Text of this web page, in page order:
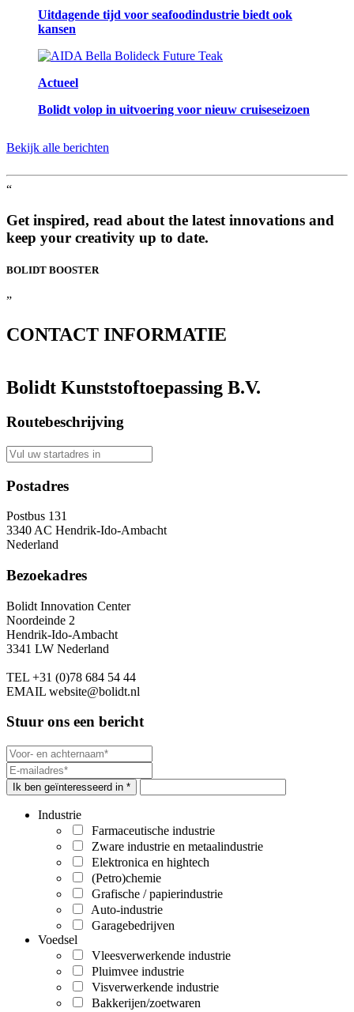
Uitdagende tijd voor seafoodindustrie biedt ook
kansen
Actueel
Bolidt volop in uitvoering voor nieuw cruiseseizoen
Bekijk alle berichten
“
Get inspired, read about the latest innovations and
keep your creativity up to date.
BOLIDT BOOSTER
”
CONTACT INFORMATIE
Bolidt Kunststoftoepassing B.V.
Routebeschrijving
Postadres
Postbus 131
3340 AC Hendrik-Ido-Ambacht
Nederland
Bezoekadres
Bolidt Innovation Center
Noordeinde 2
Hendrik-Ido-Ambacht
3341 LW Nederland
TEL +31 (0)78 684 54 44
EMAIL website@bolidt.nl
Stuur ons een bericht
Ik ben geïnteresseerd in *
Industrie
Farmaceutische industrie
Zware industrie en metaalindustrie
Elektronica en hightech
(Petro)chemie
Grafische / papierindustrie
Auto-industrie
Garagebedrijven
Voedsel
Vleesverwerkende industrie
Pluimvee industrie
Visverwerkende industrie
Bakkerijen/zoetwaren